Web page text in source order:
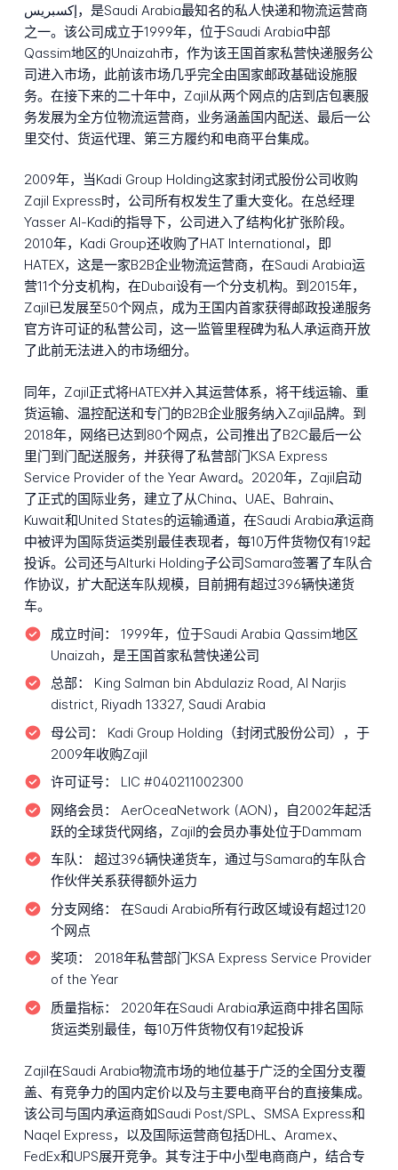
إكسبريس，是Saudi Arabia最知名的私人快递和物流运营商
之一。该公司成立于1999年，位于Saudi Arabia中部
Qassim地区的Unaizah市，作为该王国首家私营快递服务公
司进入市场，此前该市场几乎完全由国家邮政基础设施服
务。在接下来的二十年中，Zajil从两个网点的店到店包裹服
务发展为全方位物流运营商，业务涵盖国内配送、最后一公
里交付、货运代理、第三方履约和电商平台集成。
2009年，当Kadi Group Holding这家封闭式股份公司收购
Zajil Express时，公司所有权发生了重大变化。在总经理
Yasser Al-Kadi的指导下，公司进入了结构化扩张阶段。
2010年，Kadi Group还收购了HAT International，即
HATEX，这是一家B2B企业物流运营商，在Saudi Arabia运
营11个分支机构，在Dubai设有一个分支机构。到2015年，
Zajil已发展至50个网点，成为王国内首家获得邮政投递服务
官方许可证的私营公司，这一监管里程碑为私人承运商开放
了此前无法进入的市场细分。
同年，Zajil正式将HATEX并入其运营体系，将干线运输、重
货运输、温控配送和专门的B2B企业服务纳入Zajil品牌。到
2018年，网络已达到80个网点，公司推出了B2C最后一公
里门到门配送服务，并获得了私营部门KSA Express
Service Provider of the Year Award。2020年，Zajil启动
了正式的国际业务，建立了从China、UAE、Bahrain、
Kuwait和United States的运输通道，在Saudi Arabia承运商
中被评为国际货运类别最佳表现者，每10万件货物仅有19起
投诉。公司还与Alturki Holding子公司Samara签署了车队合
作协议，扩大配送车队规模，目前拥有超过396辆快递货
车。
成立时间：
1999年，位于Saudi Arabia Qassim地区
Unaizah，是王国首家私营快递公司
总部：
King Salman bin Abdulaziz Road, Al Narjis
district, Riyadh 13327, Saudi Arabia
母公司：
Kadi Group Holding（封闭式股份公司），于
2009年收购Zajil
许可证号：
LIC #040211002300
网络会员：
AerOceaNetwork (AON)，自2002年起活
跃的全球货代网络，Zajil的会员办事处位于Dammam
车队：
超过396辆快递货车，通过与Samara的车队合
作伙伴关系获得额外运力
分支网络：
在Saudi Arabia所有行政区域设有超过120
个网点
奖项：
2018年私营部门KSA Express Service Provider
of the Year
质量指标：
2020年在Saudi Arabia承运商中排名国际
货运类别最佳，每10万件货物仅有19起投诉
Zajil在Saudi Arabia物流市场的地位基于广泛的全国分支覆
盖、有竞争力的国内定价以及与主要电商平台的直接集成。
该公司与国内承运商如Saudi Post/SPL、SMSA Express和
Naqel Express，以及国际运营商包括DHL、Aramex、
FedEx和UPS展开竞争。其专注于中小型电商商户，结合专